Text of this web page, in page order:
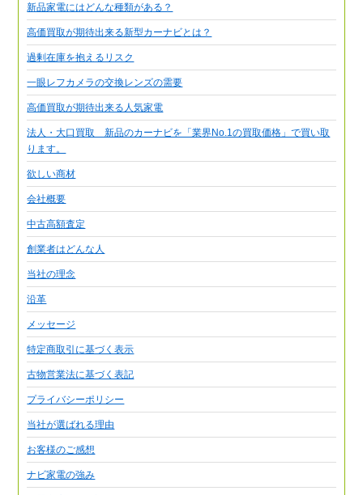
新品家電にはどんな種類がある？
高価買取が期待出来る新型カーナビとは？
過剰在庫を抱えるリスク
一眼レフカメラの交換レンズの需要
高価買取が期待出来る人気家電
法人・大口買取 新品のカーナビを「業界No.1の買取価格」で買い取
ります。
欲しい商材
会社概要
中古高額査定
創業者はどんな人
当社の理念
沿革
メッセージ
特定商取引に基づく表示
古物営業法に基づく表記
プライバシーポリシー
当社が選ばれる理由
お客様のご感想
ナビ家電の強み